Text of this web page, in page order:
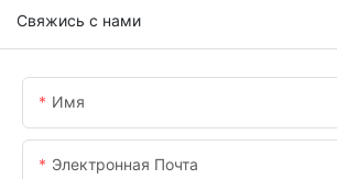
Свяжись с нами
Имя
Электронная Почта